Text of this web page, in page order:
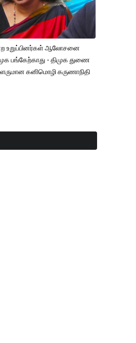
உறுப்பினர்கள் ஆலோசனை
பங்கேற்காது - திமுக துணை
கனிமொழி கருணாநிதி